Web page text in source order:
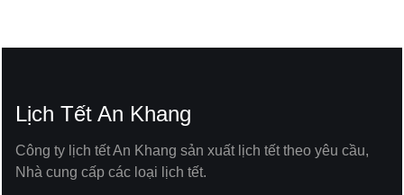
Lịch Tết An Khang
Công ty lịch tết An Khang sản xuất lịch tết theo yêu cầu,
Nhà cung cấp các loại lịch tết.